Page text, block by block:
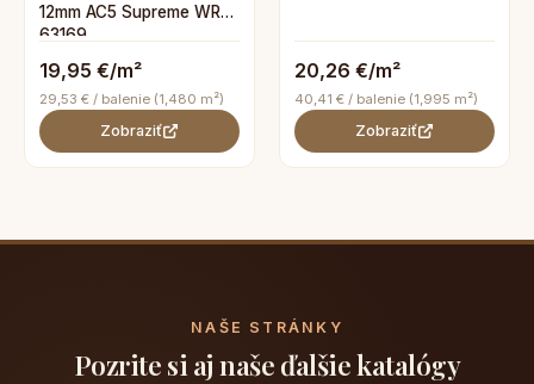
12mm AC5 Supreme WR
63169
19,95 €/m²
29,53 € / balenie (1,480 m²)
Zobraziť
20,26 €/m²
40,41 € / balenie (1,995 m²)
Zobraziť
NAŠE STRÁNKY
Pozrite si aj naše ďalšie katalógy